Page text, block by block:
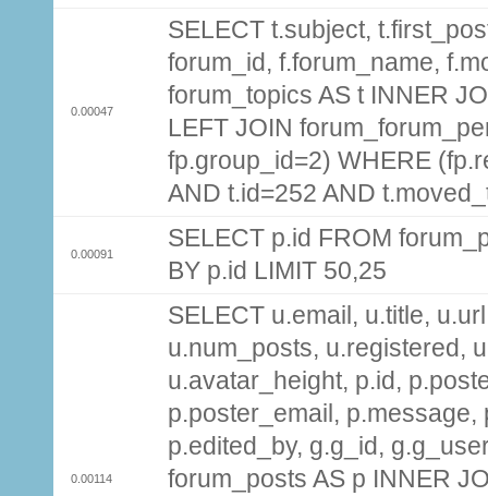
0.00047
SELECT t.subject,
forum_id, f.forum_name,
forum_topics AS t INNER
LEFT JOIN
fp.group_id=2) WHERE
AND t.id=252 AND
0.00091
SELECT p.id FROM
BY p.id LIMIT 50,25
0.00114
SELECT u.email, u.title,
u.num_posts, u.registered,
u.avatar_height, p.id,
p.poster_email,
p.edited_by, g.g_id,
forum_posts AS p INNER